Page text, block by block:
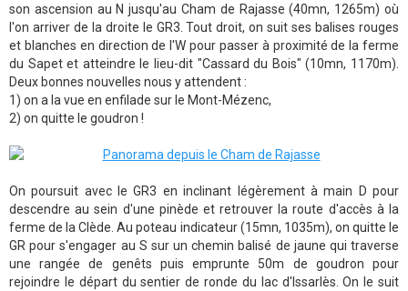
son ascension au N jusqu'au Cham de Rajasse (40mn, 1265m) où
l'on arriver de la droite le GR3. Tout droit, on suit ses balises rouges
et blanches en direction de l'W pour passer à proximité de la ferme
du Sapet et atteindre le lieu-dit "Cassard du Bois" (10mn, 1170m).
Deux bonnes nouvelles nous y attendent :
1) on a la vue en enfilade sur le Mont-Mézenc,
2) on quitte le goudron !
On poursuit avec le GR3 en inclinant légèrement à main D pour
descendre au sein d'une pinède et retrouver la route d'accès à la
ferme de la Clède. Au poteau indicateur (15mn, 1035m), on quitte le
GR pour s'engager au S sur un chemin balisé de jaune qui traverse
une rangée de genêts puis emprunte 50m de goudron pour
rejoindre le départ du sentier de ronde du lac d'Issarlès. On le suit